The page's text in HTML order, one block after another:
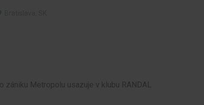
zániku Metropolu usazuje v klubu RANDAL